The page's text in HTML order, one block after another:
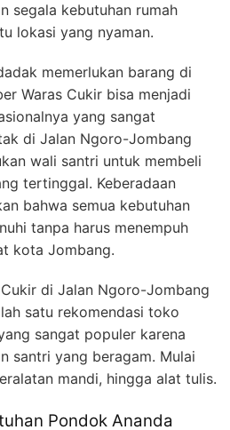
segala kebutuhan rumah
lokasi yang nyaman.
memerlukan barang di
Waras Cukir bisa menjadi
yang sangat
di Jalan Ngoro-Jombang
wali santri untuk membeli
tertinggal. Keberadaan
bahwa semua kebutuhan
tanpa harus menempuh
kota Jombang.
di Jalan Ngoro-Jombang
satu rekomendasi toko
sangat populer karena
santri yang beragam. Mulai
mandi, hingga alat tulis.
Pondok Ananda